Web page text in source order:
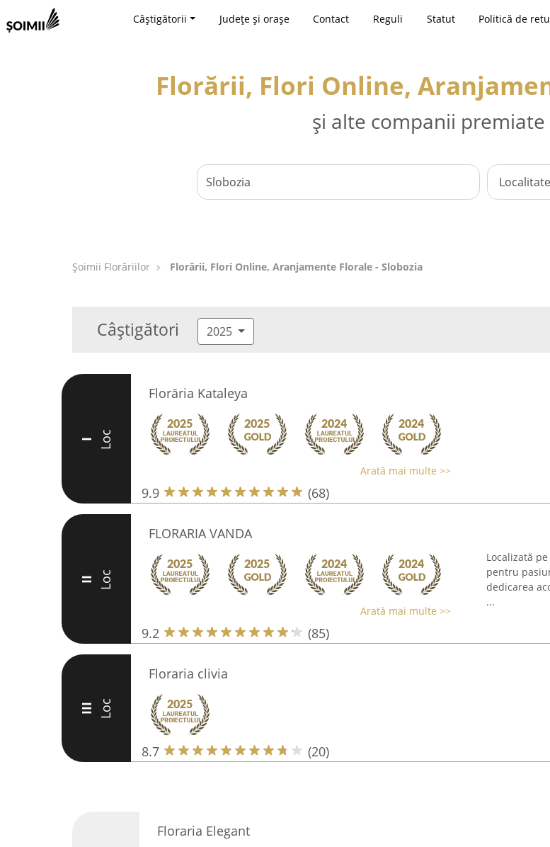
Câștigătorii Județe și orașe Contact Reguli Statut Politică de
Florării, Flori Online,
și alte companii premiate
Șoimii Florăriilor Florării, Flori Online, Aranjamente Florale - Slobozia
Câștigători 2025
I Loc
Florăria Kataleya
Arată mai multe >>
9.9 (68)
II Loc
FLORARIA VANDA
Arată mai multe >>
9.2 (85)
Localizată
pentru
dedicarea
...
III Loc
Floraria clivia
8.7 (20)
Floraria Elegant